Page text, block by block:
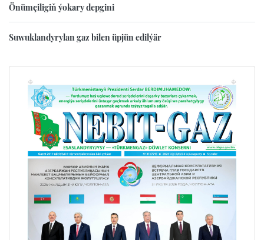
Önümçiligiň ýokary depgini
Suwuklandyrylan gaz bilen üpjün edilýär